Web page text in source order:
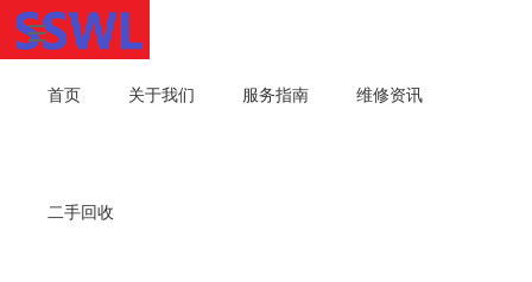
首页 关于我们 服务指南 维修资讯
二手回收